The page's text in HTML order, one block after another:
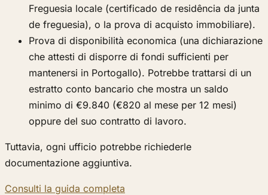
Freguesia locale (certificado de residência da junta
de freguesia), o la prova di acquisto immobiliare).
Prova di disponibilità economica (una dichiarazione
che attesti di disporre di fondi sufficienti per
mantenersi in Portogallo). Potrebbe trattarsi di un
estratto conto bancario che mostra un saldo
minimo di €9.840 (€820 al mese per 12 mesi)
oppure del suo contratto di lavoro.
Tuttavia, ogni ufficio potrebbe richiederle
documentazione aggiuntiva.
Consulti la guida completa